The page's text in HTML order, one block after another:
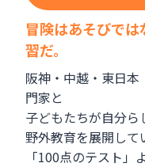
冒険はあそびで
習だ。
阪神・中越・東日
門家と
子どもたちが自分
野外教育を展開し
「100点のテスト」